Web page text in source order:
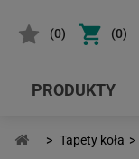
(0) (0)
PRODUKTY
> Tapety koła >